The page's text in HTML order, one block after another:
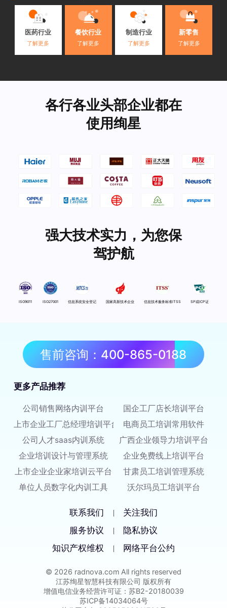
医药行业
了解更多
餐饮行业
了解更多
制造行业
了解更多
新零售
了解更多
各行各业头部企业都在
使用绚星
强大技术实力，为您保
驾护航
ISO9011 ISO27001 信息系统安全登记 国家高新技术企业 信息技术服务标准ITSS SP或ICP证
售前咨询：400-865-0188
更多产品推荐
公司销售网络内训平台
国企工厂店长培训平台
上市企业工厂总经理培训平台
电商员工培训常用软件
公司人才saas内训系统
广西企业领导力培训平台
企业培训设计与管理系统
企业免费线上培训平台
上市企业企业家培训云平台
甘肃员工培训管理系统
单位人员数字化内训工具
沃尔玛员工培训平台
联系我们 |
关注我们
服务协议
|
隐私协议
知识产权维权
| 网络平台公约
© 2026 radnova.com All rights reserved
江苏绚星智慧科技有限公司 版权所有
增值电信业务经营许可证：苏B2-20180039
苏ICP备14034064号